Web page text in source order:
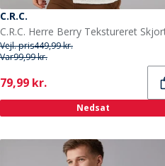
C.R.C.
Vejl. pris449,99 kr.
Var99,99 kr.
Current
79,99 kr.
Nedsat